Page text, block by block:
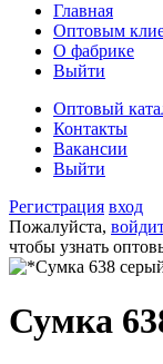
Главная
Оптовым
О фабрике
Выйти
Оптовый
Контакты
Вакансии
Выйти
Регистрация вход
Пожалуйста,
чтобы узнать
Сумка